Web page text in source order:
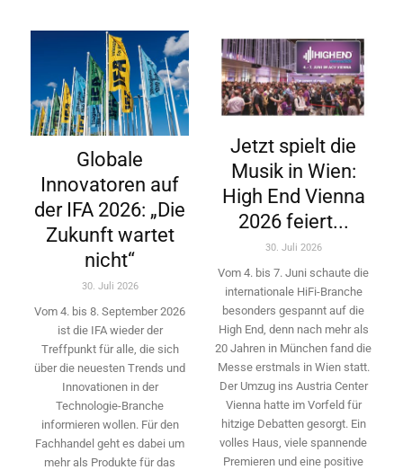
Globale
Innovatoren auf
der IFA 2026: „Die
Zukunft wartet
nicht“
30. Juli 2026
Vom 4. bis 8. September 2026
ist die IFA wieder der
Treffpunkt für alle, die sich
über die neuesten Trends und
Innovationen in der
Technologie-­Branche
informieren wollen. Für den
Fachhandel geht es dabei um
mehr als Produkte für das
Jetzt spielt die
Musik in Wien:
High End Vienna
2026 feiert...
30. Juli 2026
Vom 4. bis 7. Juni schaute die
internationale HiFi-Branche
besonders gespannt auf die
High End, denn nach mehr als
20 Jahren in München fand die
Messe erstmals in Wien statt.
Der Umzug ins Austria Center
Vienna hatte im Vorfeld für
hitzige Debatten gesorgt. Ein
volles Haus, viele spannende
Premieren und eine positive